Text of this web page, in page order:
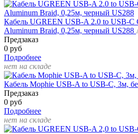
Кабель UGREEN USB-A 2.0 to USB-C
Aluminum Braid, 0,25м, черный US288
Предзаказ
0 руб
Подробнее
нет на складе
Кабель Mophie USB-A to USB-C, 3м,
Предзаказ
0 руб
Подробнее
нет на складе